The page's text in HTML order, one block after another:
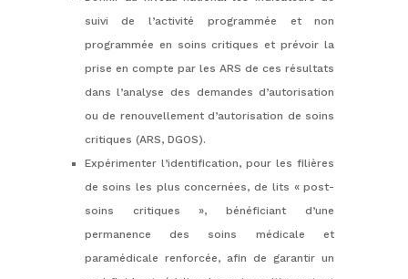
suivi de l’activité programmée et non
programmée en soins critiques et prévoir la
prise en compte par les ARS de ces résultats
dans l’analyse des demandes d’autorisation
ou de renouvellement d’autorisation de soins
critiques (ARS, DGOS).
Expérimenter l’identification, pour les filières
de soins les plus concernées, de lits « post-
soins critiques », bénéficiant d’une
permanence des soins médicale et
paramédicale renforcée, afin de garantir un